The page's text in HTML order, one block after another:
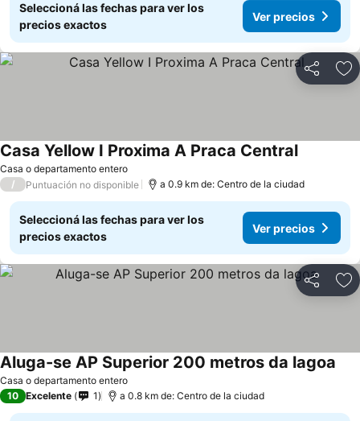
Seleccioná las fechas para ver los
precios exactos
Ver precios
Compartir
Casa o departamento entero
Casa Yellow I Proxima A Praca Central
/ Puntuación no disponible a 0.9 km de: Centro de la ciudad
Seleccioná las fechas para ver los
precios exactos
Ver precios
Compartir
Casa o departamento entero
Aluga-se AP Superior 200 metros da lagoa
10 Excelente 1 a 0.8 km de: Centro de la ciudad